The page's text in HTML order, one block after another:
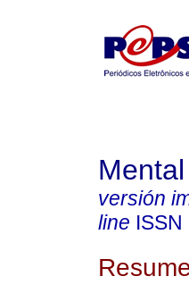
Mental
versión
line ISSN